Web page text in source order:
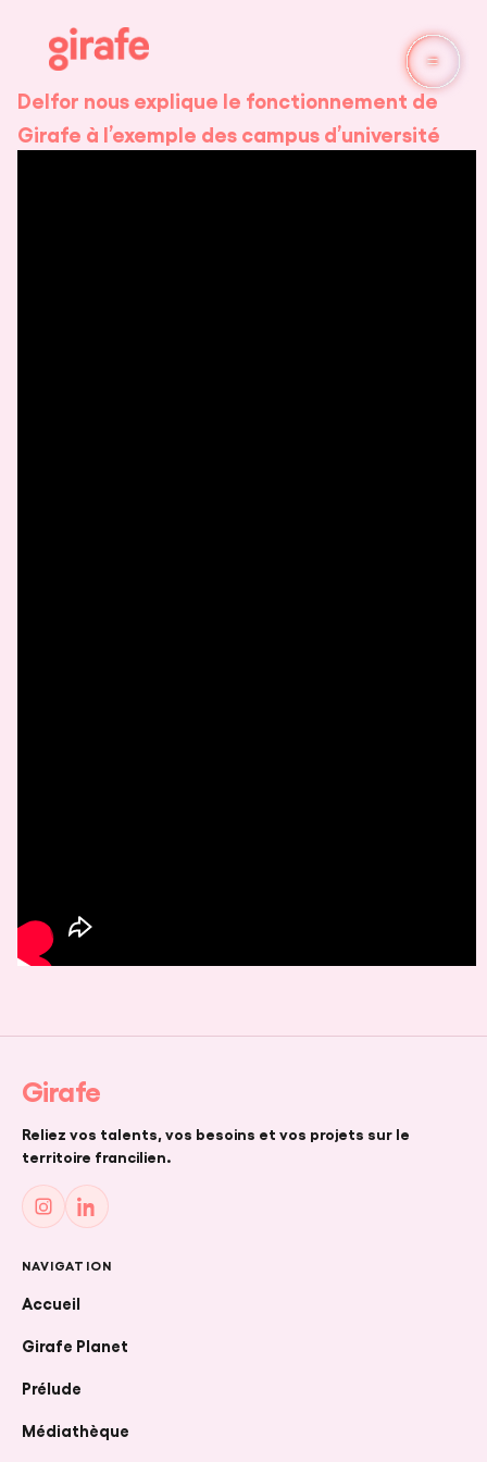
CRÉER UN PROJET
Delfor nous explique le fonctionnement de
Girafe à l’exemple des campus d’université
Girafe
Reliez vos talents, vos besoins et vos projets sur le
territoire francilien.
NAVIGATION
Accueil
Girafe Planet
Prélude
Médiathèque